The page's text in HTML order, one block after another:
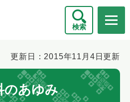
検索
更新日：2015年11月4日更新
のあゆみ